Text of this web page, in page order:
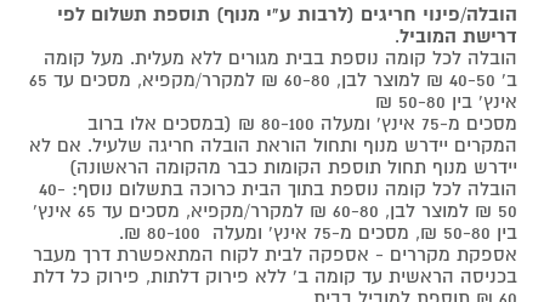
הובלה/פינוי חריגים (לרבות ע"י מנוף) תוספת תשלום לפי
דרישת המוביל.
הובלה לכל קומה נוספת בבית מגורים ללא מעלית. מעל קומה
ב' 40-50 ₪ למוצר לבן, 60-80 ₪ למקרר/מקפיא, מסכים עד 65
אינץ' בין 50-80 ₪
מסכים מ-75 אינץ' ומעלה 80-100 ₪ (במסכים אלו ברוב
המקרים יידרש מנוף ותחול הוראת הובלה חריגה שלעיל. אם לא
יידרש מנוף תחול תוספת הקומות כבר מהקומה הראשונה)
הובלה לכל קומה נוספת בתוך הבית כרוכה בתשלום נוסף: 40-
50 ₪ למוצר לבן, 60-80 ₪ למקרר/מקפיא, מסכים עד 65 אינץ'
בין 50-80 ₪, מסכים מ-75 אינץ' ומעלה 80-100 ₪.
אספקת מקררים - אספקה לבית לקוח המתאפשרת דרך מעבר
בכניסה הראשית עד קומה ב' ללא פירוק דלתות, פירוק כל דלת